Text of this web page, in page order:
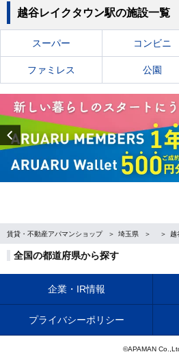
越谷レイクタウン駅の施設一覧
スーパー コンビニ
ファミレス 公園
Previous
賃貸・不動産アパマンショップ 埼玉県 越
全国の都道府県から探す
企業・IR情報
プライバシーポリシー
©APAMAN